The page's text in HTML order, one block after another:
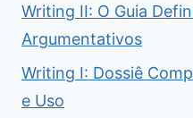
Writing II: O Guia
Argumentativos
Writing I: Dossiê
e Uso